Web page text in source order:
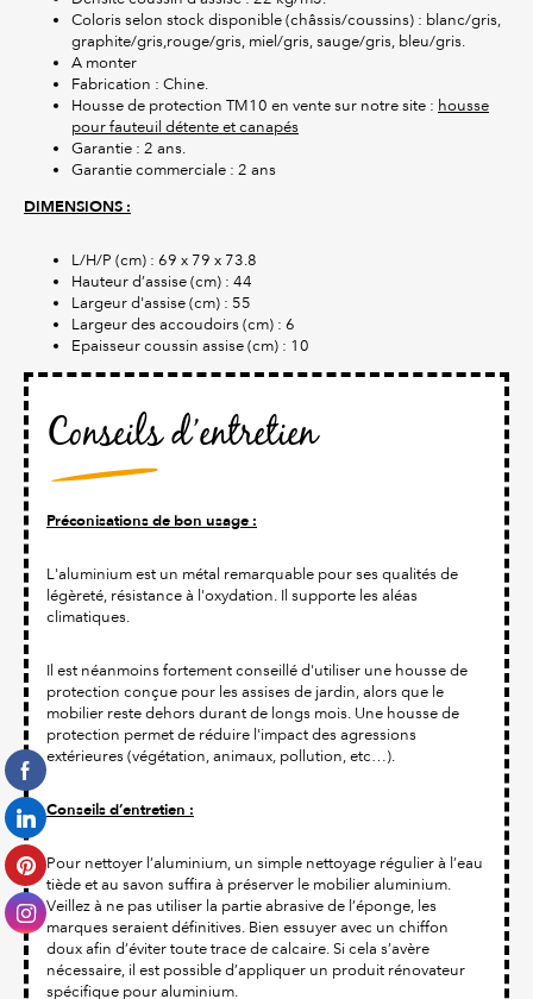
Coloris selon stock disponible (châssis/coussins) : blanc/gris,
graphite/gris,rouge/gris, miel/gris, sauge/gris, bleu/gris.
A monter
Fabrication : Chine.
Housse de protection TM10 en vente sur notre site : housse
pour fauteuil détente et canapés
Garantie : 2 ans.
Garantie commerciale : 2 ans
DIMENSIONS :
L/H/P (cm) : 69 x 79 x 73.8
Hauteur d’assise (cm) : 44
Largeur d'assise (cm) : 55
Largeur des accoudoirs (cm) : 6
Epaisseur coussin assise (cm) : 10
Conseils d’entretien
Préconisations de bon usage :
L'aluminium est un métal remarquable pour ses qualités de
légèreté, résistance à l'oxydation. Il supporte les aléas
climatiques.
Il est néanmoins fortement conseillé d'utiliser une housse de
protection conçue pour les assises de jardin, alors que le
mobilier reste dehors durant de longs mois. Une housse de
protection permet de réduire l'impact des agressions
extérieures (végétation, animaux, pollution, etc…).
Conseils d’entretien :
Pour nettoyer l’aluminium, un simple nettoyage régulier à l’eau
tiède et au savon suffira à préserver le mobilier aluminium.
Veillez à ne pas utiliser la partie abrasive de l’éponge, les
marques seraient définitives. Bien essuyer avec un chiffon
doux afin d’éviter toute trace de calcaire. Si cela s’avère
nécessaire, il est possible d’appliquer un produit rénovateur
spécifique pour aluminium.